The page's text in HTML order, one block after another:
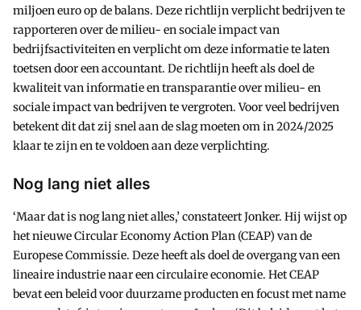
miljoen euro op de balans. Deze richtlijn verplicht bedrijven te
rapporteren over de milieu- en sociale impact van
bedrijfsactiviteiten en verplicht om deze informatie te laten
toetsen door een accountant. De richtlijn heeft als doel de
kwaliteit van informatie en transparantie over milieu- en
sociale impact van bedrijven te vergroten. Voor veel bedrijven
betekent dit dat zij snel aan de slag moeten om in 2024/2025
klaar te zijn en te voldoen aan deze verplichting.
Nog lang niet alles
‘Maar dat is nog lang niet alles,’ constateert Jonker. Hij wijst op
het nieuwe Circular Economy Action Plan (CEAP) van de
Europese Commissie. Deze heeft als doel de overgang van een
lineaire industrie naar een circulaire economie. Het CEAP
bevat een beleid voor duurzame producten en focust met name